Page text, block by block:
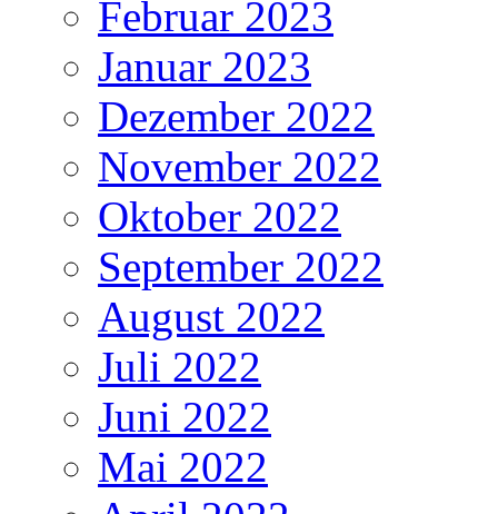
Februar 2023
Januar 2023
Dezember 2022
November 2022
Oktober 2022
September 2022
August 2022
Juli 2022
Juni 2022
Mai 2022